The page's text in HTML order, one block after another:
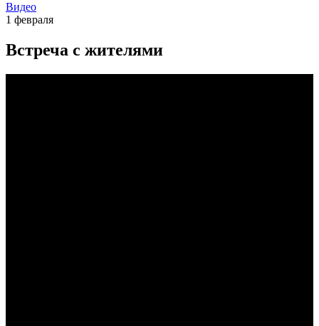
Видео
1 февраля
Встреча с жителями